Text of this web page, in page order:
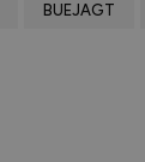
BUEJAGT